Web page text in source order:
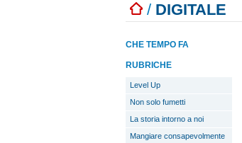
/ DIGITALE
CHE TEMPO FA
RUBRICHE
Level Up
Non solo fumetti
La storia intorno a noi
Mangiare consapevolmente